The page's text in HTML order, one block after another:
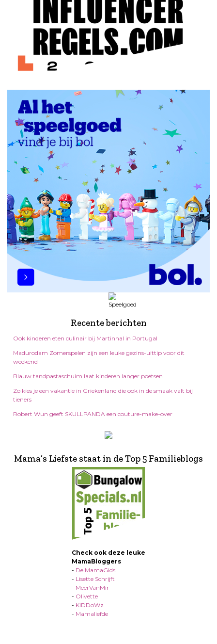
Recente berichten
Ook kinderen eten culinair bij Martinhal in Portugal
Madurodam Zomerspelen zijn een leuke gezins-uittip voor dit
weekend
Blauw tandpastaschuim laat kinderen langer poetsen
Zo kies je een vakantie in Griekenland die ook in de smaak valt bij
tieners
Robert Wun geeft SKULLPANDA een couture-make-over
Mama’s Liefste staat in de Top 5 Familieblogs
Check ook deze leuke
MamaBloggers
- De MamaGids
- Lisette Schrijft
- MeerVanMir
- Olivette
- KiDDoWz
- Mamaliefde